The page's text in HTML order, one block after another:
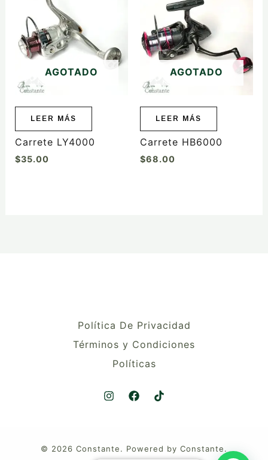
AGOTADO
LEER MÁS
Carrete LY4000
$35.00
AGOTADO
LEER MÁS
Carrete HB6000
$68.00
Política De Privacidad
Términos y Condiciones
Políticas
© 2026 Constante. Powered by Constante.